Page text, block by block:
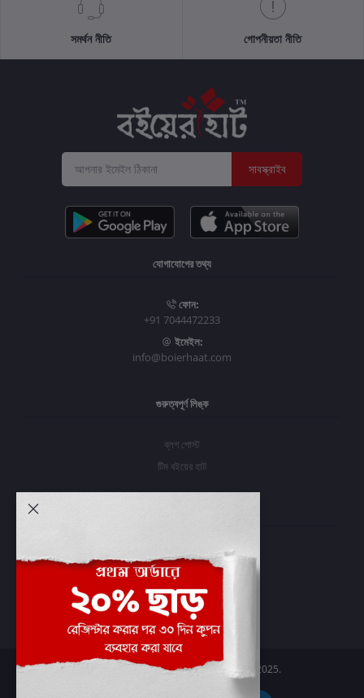
সমর্থন নীতি গোপনীয়তা নীতি
সাবস্ক্রাইব
যোগাযোগের তথ্য
ফোন:
+91 7044472233
ইমেইল:
info@boierhaat.com
গুরুত্বপূর্ণ লিঙ্ক
ব্লগ পোস্ট
টিম বইয়ের হাট
প্রবেশ করুন
অর্ডার ইতিহাস
আমার ইচ্ছাগুলি
অর্ডার ট্র্যাকিং
Boier Haat™ | © All rights reserved 2025.